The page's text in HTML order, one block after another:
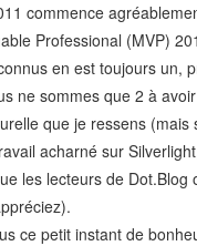
commence
Professional (MVP)
en est toujours un,
ne sommes que 2 à
que je ressens
acharné sur
les lecteurs de
ce petit instant de